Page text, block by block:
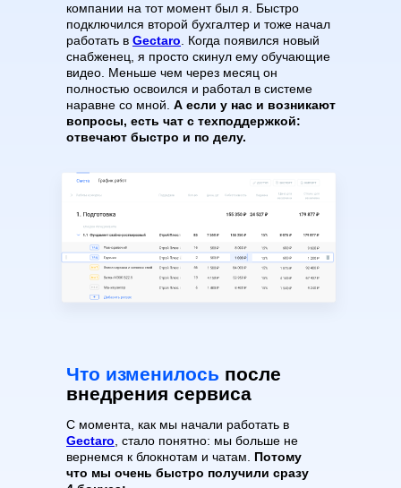
компании на тот момент был я. Быстро
подключился второй бухгалтер и тоже начал
работать в Gectaro . Когда появился новый
снабженец, я просто скинул ему обучающие
видео. Меньше чем через месяц он
полностью освоился и работал в системе
наравне со мной. А если у нас и возникают
вопросы, есть чат с техподдержкой:
отвечают быстро и по делу.
Что изменилось после
внедрения сервиса
С момента, как мы начали работать в
Gectaro , стало понятно: мы больше не
вернемся к блокнотам и чатам. Потому
что мы очень быстро получили сразу